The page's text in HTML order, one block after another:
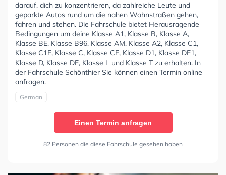
darauf, dich zu konzentrieren, da zahlreiche Leute und
geparkte Autos rund um die nahen Wohnstraßen gehen,
fahren und stehen. Die Fahrschule bietet Herausragende
Bedingungen um deine Klasse A1, Klasse B, Klasse A,
Klasse BE, Klasse B96, Klasse AM, Klasse A2, Klasse C1,
Klasse C1E, Klasse C, Klasse CE, Klasse D1, Klasse DE1,
Klasse D, Klasse DE, Klasse L und Klasse T zu erhalten. In
der Fahrschule Schönthier Sie können einen Termin online
anfragen.
German
Einen Termin anfragen
82 Personen die diese Fahrschule gesehen haben